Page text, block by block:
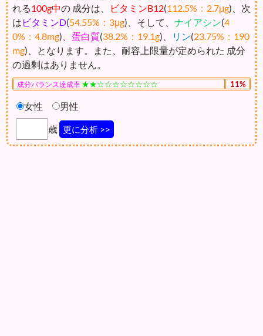
れる100g中の 成分は、 ビタミンB12(112.5%：2.7μg)、次
は ビタミンD(54.55%：3μg)、そして、 ナイアシン(4
0%：4.8mg)、 蛋白質(38.2%：19.1g)、 リン(23.75%：190
mg)、となります。また、耐容上限量が定められた 成分
の過剰はありません。
成分バランス達成率 ★★☆☆☆☆☆☆☆☆ 11%
女性 男性
歳 更に分析 >>